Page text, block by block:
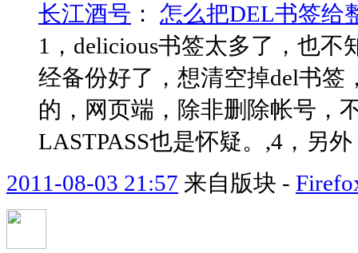
长江酒号 ： 怎么把DEL书签给
1，delicious书签太多了，也
经备份好了，想清空掉del书
的，网页端，除非删除帐号，
LASTPASS也是怀疑。,4，另
2011-08-03 21:57 来自版块 -